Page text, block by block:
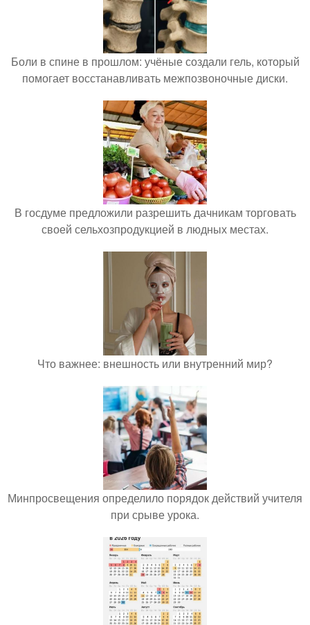
Боли в спине в прошлом: учёные создали гель, который
помогает восстанавливать межпозвоночные диски.
В госдуме предложили разрешить дачникам торговать
своей сельхозпродукцией в людных местах.
Что важнее: внешность или внутренний мир?
Минпросвещения определило порядок действий учителя
при срыве урока.